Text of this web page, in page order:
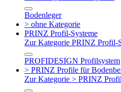
Bodenleger
> ohne Kategorie
PRINZ Profil-Systeme
Zur Kategorie PRINZ Profil-
PROFIDESIGN Profilsystem
> PRINZ Profile für
Zur Kategorie > PRINZ